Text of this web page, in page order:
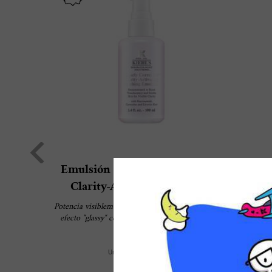
Emulsión Clearly Corrective™
Clarity-Activating Soothing
Potencia visiblemente la luminosidad y descubre ese
efecto "glassy" con nuestra emulsión aclarante de
triple acción, formulada con niacinamida y extracto
de raíz de regaliz.
Un Tamaño Disponible
una